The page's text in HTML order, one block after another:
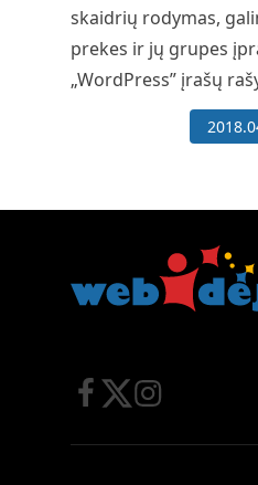
skaidrių rodymas,
prekes ir jų grupes
„WordPress” įrašų